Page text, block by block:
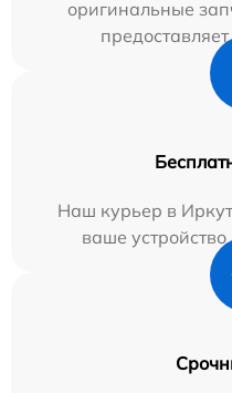
оригинальные
Наш курьер в
ваше